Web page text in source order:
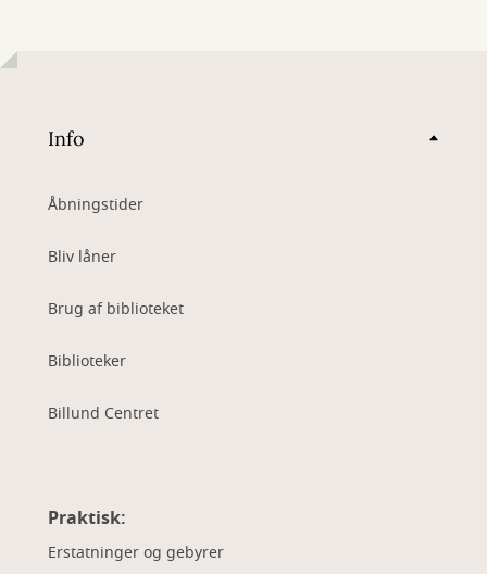
Info
Åbningstider
Bliv låner
Brug af biblioteket
Biblioteker
Billund Centret
Praktisk:
Erstatninger og gebyrer